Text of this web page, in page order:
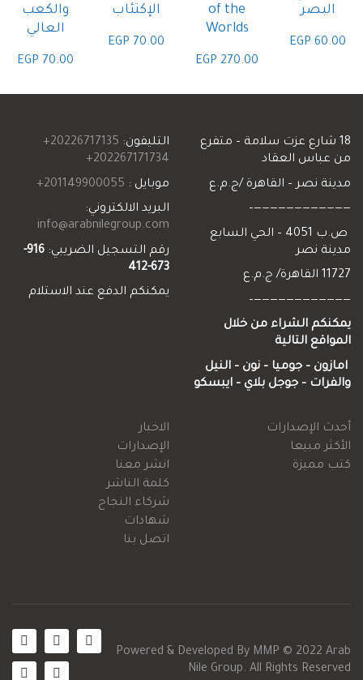
والكعب
EGP
الإكتئاب
EGP
Worlds
EGP270.00
EGP
التليفون:20226717135+
202267171734+
موبايل :201149900055+
البريد الالكتروني:
info@arabnilegroup.com
رقم التسجيل الضريبي:
916-
يمكنكم الدفع عند الاستلام
عزت سلامة – متفرع
العقاد
نصر – القاهرة /ج.م.ع
ص.ب 4051 – الحي السابع
نصر
الشراء من خلال
التالية
– جوميا –نون– النيل
–جوجل بلاي–ايبسكو
الإصدارات
انشر معنا
كلمة الناشر
شركاء النجاح
شهادات
اتصل بنا
مبيعا
Powered & Developed By MMP© 2022
Nile Group. All Rights